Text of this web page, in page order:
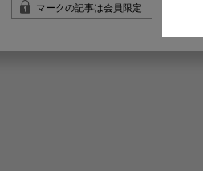
マークの記事は会員限定